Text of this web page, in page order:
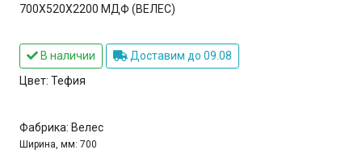
700Х520Х2200 МДФ (ВЕЛЕС)
В наличии
Доставим до 09.08
Цвет: Тефия
Фабрика: Велес
Ширина, мм: 700